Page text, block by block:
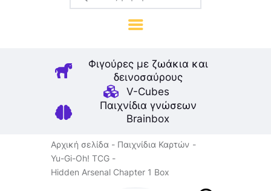
Φιγούρες με ζωάκια και
δεινοσαύρους
V-Cubes
Παιχνίδια γνώσεων
Brainbox
Βιβλία
Παιχνίδια Ρόλων
Αρχική σελίδα
Παιχνίδια Καρτών
Yu-Gi-Oh! TCG
Hidden Arsenal Chapter 1 Box